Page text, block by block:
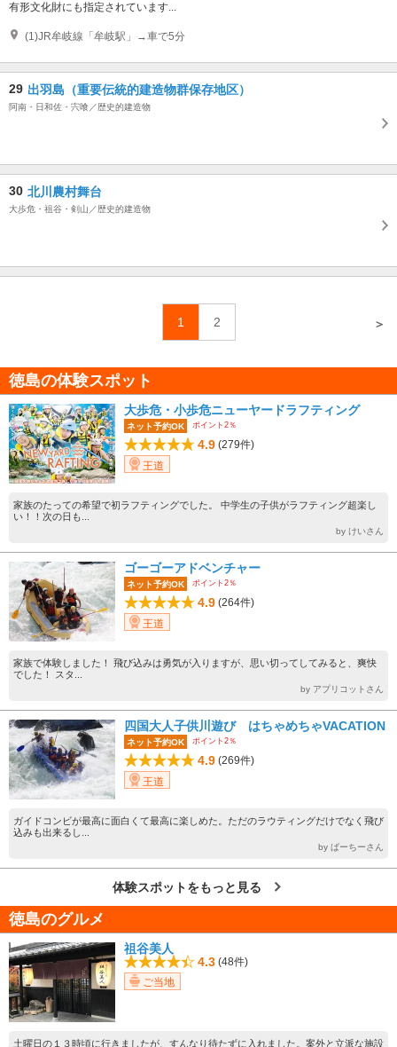
有形文化財にも指定されています...
(1)JR牟岐線「牟岐駅」→車で5分
29 出羽島（重要伝統的建造物群保存地区）
阿南・日和佐・宍喰／歴史的建造物
30 北川農村舞台
大歩危・祖谷・剣山／歴史的建造物
1 2 ＞
徳島の体験スポット
大歩危・小歩危ニューヤードラフティング
ネット予約OK ポイント2％
4.9 (279件)
王道
家族のたっての希望で初ラフティングでした。 中学生の子供がラフティング超楽し
い！！次の日も...
by けいさん
ゴーゴーアドベンチャー
ネット予約OK ポイント2％
4.9 (264件)
王道
家族で体験しました！ 飛び込みは勇気が入りますが、思い切ってしてみると、爽快
でした！ スタ...
by アプリコットさん
四国大人子供川遊び はちゃめちゃVACATION
ネット予約OK ポイント2％
4.9 (269件)
王道
ガイドコンビが最高に面白くて最高に楽しめた。ただのラウティングだけでなく飛び
込みも出来るし...
by ばーちーさん
体験スポットをもっと見る
徳島のグルメ
祖谷美人
4.3 (48件)
ご当地
土曜日の１３時頃に行きましたが、すんなり待たずに入れました。案外と立派な施設